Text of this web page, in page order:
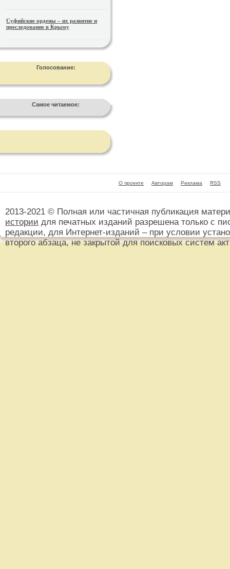
Суфийские ордены – их развитие и
преследование в Крыму
Голосование:
Самое читаемое:
О проекте Авторам Реклама RSS
2013-2021 © Полная или частичная публикация
истории для печатных изданий разрешена только с
редакции, для Интернет-изданий – при условии
второго абзаца, не закрытой для поисковых систем